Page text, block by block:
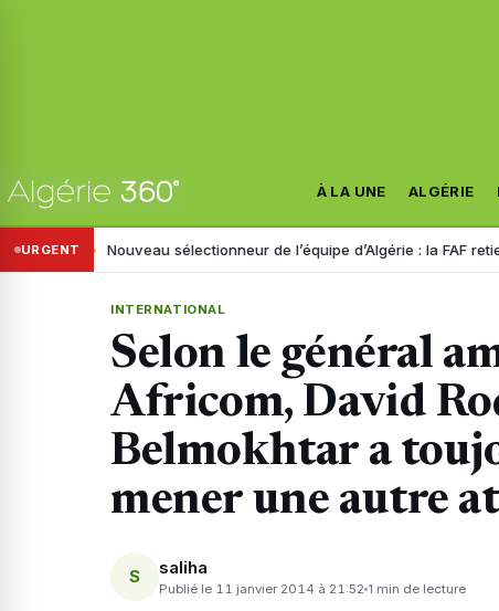
À LA UNE ALGÉRIE
URGENTNouveau sélectionneur de l’équipe d’Algérie : la FAF retient
INTERNATIONAL
Selon le général
Africom, David
Belmokhtar a
mener une autre
S saliha
Publié le 11 janvier 2014 à 21:52 1 min de lecture